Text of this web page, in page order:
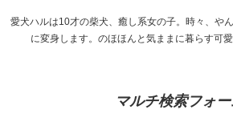
愛犬ハルは10才の柴犬、癒し系女の子。時々、や
に変身します。のほほんと気ままに暮らす可
マルチ検索フォー